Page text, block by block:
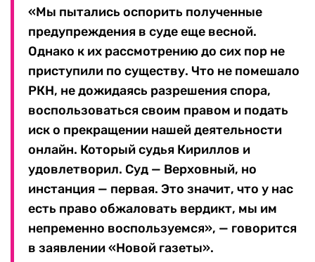
«Мы пытались оспорить полученные
предупреждения в суде еще весной.
Однако к их рассмотрению до сих пор не
приступили по существу. Что не помешало
РКН, не дожидаясь разрешения спора,
воспользоваться своим правом и подать
иск о прекращении нашей деятельности
онлайн. Который судья Кириллов и
удовлетворил. Суд — Верховный, но
инстанция — первая. Это значит, что у нас
есть право обжаловать вердикт, мы им
непременно воспользуемся», — говорится
в заявлении «Новой газеты».